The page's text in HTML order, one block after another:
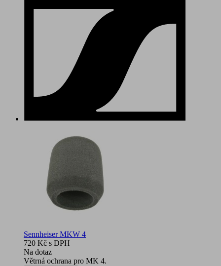
Sennheiser MKW 4
720 Kč s DPH
Na dotaz
Větrná ochrana pro MK 4.